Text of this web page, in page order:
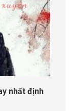
nhất định